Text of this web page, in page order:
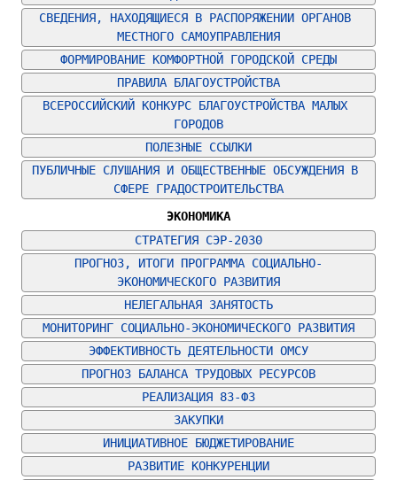
СВЕДЕНИЯ, НАХОДЯЩИЕСЯ В РАСПОРЯЖЕНИИ ОРГАНОВ
МЕСТНОГО САМОУПРАВЛЕНИЯ
ФОРМИРОВАНИЕ КОМФОРТНОЙ ГОРОДСКОЙ СРЕДЫ
ПРАВИЛА БЛАГОУСТРОЙСТВА
ВСЕРОССИЙСКИЙ КОНКУРС БЛАГОУСТРОЙСТВА МАЛЫХ
ГОРОДОВ
ПОЛЕЗНЫЕ ССЫЛКИ
ПУБЛИЧНЫЕ СЛУШАНИЯ И ОБЩЕСТВЕННЫЕ ОБСУЖДЕНИЯ В
СФЕРЕ ГРАДОСТРОИТЕЛЬСТВА
ЭКОНОМИКА
СТРАТЕГИЯ СЭР-2030
ПРОГНОЗ, ИТОГИ ПРОГРАММА СОЦИАЛЬНО-
ЭКОНОМИЧЕСКОГО РАЗВИТИЯ
НЕЛЕГАЛЬНАЯ ЗАНЯТОСТЬ
МОНИТОРИНГ СОЦИАЛЬНО-ЭКОНОМИЧЕСКОГО РАЗВИТИЯ
ЭФФЕКТИВНОСТЬ ДЕЯТЕЛЬНОСТИ ОМСУ
ПРОГНОЗ БАЛАНСА ТРУДОВЫХ РЕСУРСОВ
РЕАЛИЗАЦИЯ 83-ФЗ
ЗАКУПКИ
ИНИЦИАТИВНОЕ БЮДЖЕТИРОВАНИЕ
РАЗВИТИЕ КОНКУРЕНЦИИ